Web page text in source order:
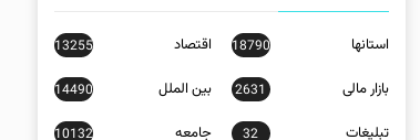
استانها 18790 اقتصاد 13255
بازار مالی 2631 بین الملل 14490
تبلیغات 32 جامعه 10132